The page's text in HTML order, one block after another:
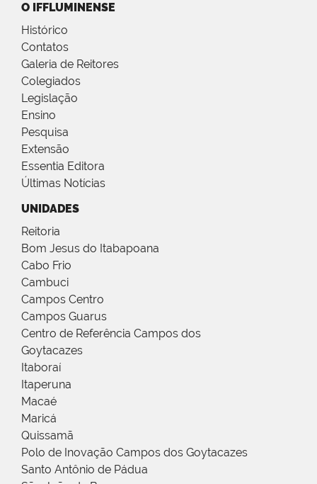
O IFFLUMINENSE
Histórico
Contatos
Galeria de Reitores
Colegiados
Legislação
Ensino
Pesquisa
Extensão
Essentia Editora
Últimas Notícias
UNIDADES
Reitoria
Bom Jesus do Itabapoana
Cabo Frio
Cambuci
Campos Centro
Campos Guarus
Centro de Referência Campos dos
Goytacazes
Itaboraí
Itaperuna
Macaé
Maricá
Quissamã
Polo de Inovação Campos dos Goytacazes
Santo Antônio de Pádua